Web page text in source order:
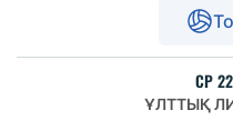
СР
ҰЛТТЫҚ